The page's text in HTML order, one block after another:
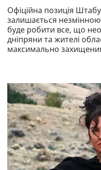
Офіційна позиція
залишається
буде робити все, що
дніпряни та жителі
максимально